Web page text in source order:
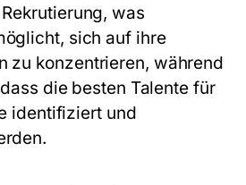
was
sich auf ihre
zu konzentrieren, während
die besten Talente für
identifiziert und